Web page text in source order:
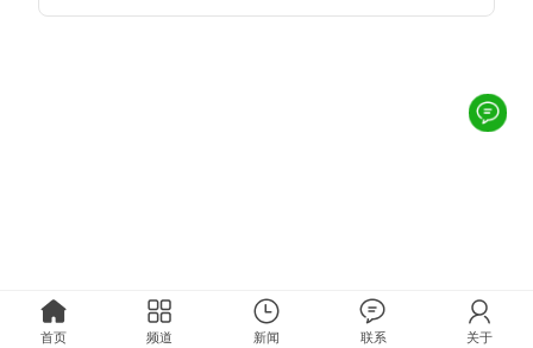
首页 频道 新闻 联系 关于